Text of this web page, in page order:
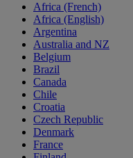
Africa (French)
Africa (English)
Argentina
Australia and NZ
Belgium
Brazil
Canada
Chile
Croatia
Czech Republic
Denmark
France